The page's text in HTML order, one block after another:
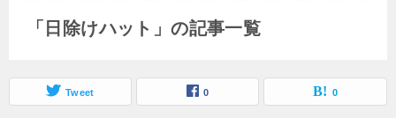
「日除けハット」の記事一覧
Tweet 0 0